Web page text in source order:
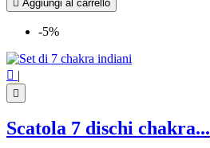
 Aggiungi al carrello
-5%
 |

Scatola 7 dischi chakra...